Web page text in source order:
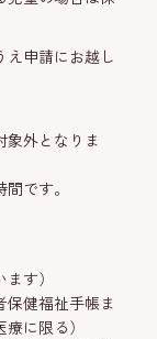
え申請にお越し
象外となりま
です。
す）
保健福祉手帳ま
に限る）